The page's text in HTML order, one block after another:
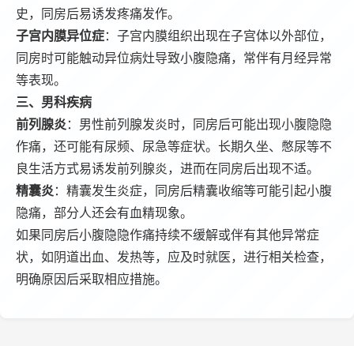
史，同房后易诱发疼痛发作。
子宫内膜异位症：子宫内膜组织出现在子宫体以外部位，
同房时可能触动异位病灶导致小腹隐痛，常伴有月经异常
等表现。
三、男科疾病
前列腺炎 ：男性前列腺发炎时，同房后可能出现小腹隐隐
作痛，还可能有尿频、尿急等症状。长期久坐、憋尿等不
良生活方式易诱发前列腺炎，进而在同房后出现不适。
精囊炎 ：精囊发生炎症，同房后精囊收缩等可能引起小腹
隐痛，部分人还会有血精现象。
如果同房后小腹隐隐作痛持续不缓解或伴有其他异常症
状，如阴道出血、发热等，应及时就医，进行相关检查，
明确原因后采取相应措施。